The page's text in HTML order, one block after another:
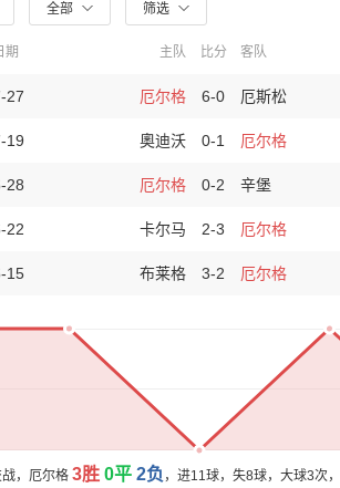
全部 筛选
期 主队 比分 客队
27 厄尔格 6-0 厄斯松
19 奧迪沃 0-1 厄尔格
28 厄尔格 0-2 辛堡
22 卡尔马 2-3 厄尔格
15 布莱格 3-2 厄尔格
，厄尔格 3胜 0平 2负 ，进11球，失8球，大球3次